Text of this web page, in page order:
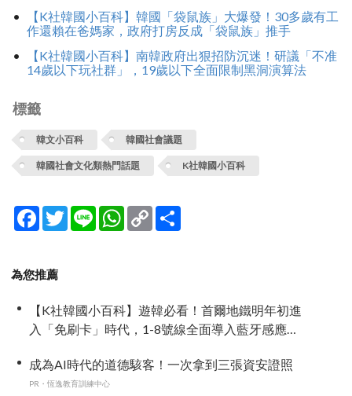
【K社韓國小百科】韓國「袋鼠族」大爆發！30多歲有工
作還賴在爸媽家，政府打房反成「袋鼠族」推手
【K社韓國小百科】南韓政府出狠招防沉迷！研議「不准
14歲以下玩社群」，19歲以下全面限制黑洞演算法
標籤
韓文小百科 韓國社會議題
韓國社會文化類熱門話題 K社韓國小百科
Facebook
TwitterLine WhatsApp
Copy
Link
為您推薦
【K社韓國小百科】遊韓必看！首爾地鐵明年初進
入「免刷卡」時代，1-8號線全面導入藍牙感應：
成為AI時代的道德駭客！一次拿到三張資安證照
PR・恆逸教育訓練中心